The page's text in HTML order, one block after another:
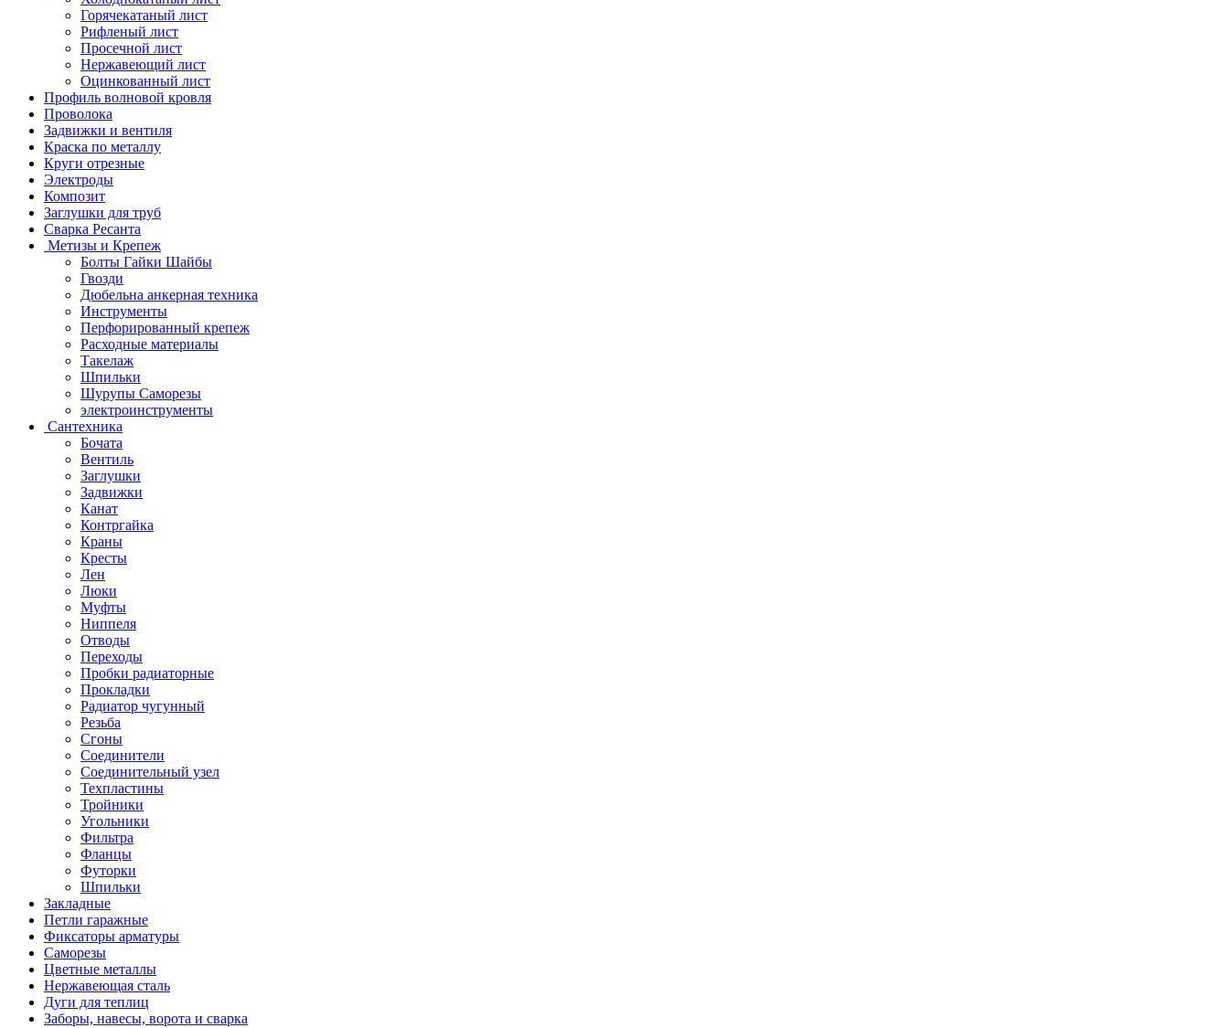
Горячекатаный лист
Рифленый лист
Просечной лист
Нержавеющий лист
Оцинкованный лист
Профиль волновой кровля
Проволока
Задвижки и вентиля
Краска по металлу
Круги отрезные
Электроды
Композит
Заглушки для труб
Сварка Ресанта
Метизы и Крепеж
Болты Гайки Шайбы
Гвозди
Дюбельна анкерная техника
Инструменты
Перфорированный крепеж
Расходные материалы
Такелаж
Шпильки
Шурупы Саморезы
электроинструменты
Сантехника
Бочата
Вентиль
Заглушки
Задвижки
Канат
Контргайка
Краны
Кресты
Лен
Люки
Муфты
Ниппеля
Отводы
Переходы
Пробки радиаторные
Прокладки
Радиатор чугунный
Резьба
Сгоны
Соединители
Соединительный узел
Техпластины
Тройники
Угольники
Фильтра
Фланцы
Футорки
Шпильки
Закладные
Петли гаражные
Фиксаторы арматуры
Саморезы
Цветные металлы
Нержавеющая сталь
Дуги для теплиц
Заборы, навесы, ворота и сварка